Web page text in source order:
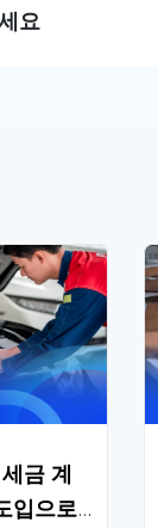
요
금 계
입으로